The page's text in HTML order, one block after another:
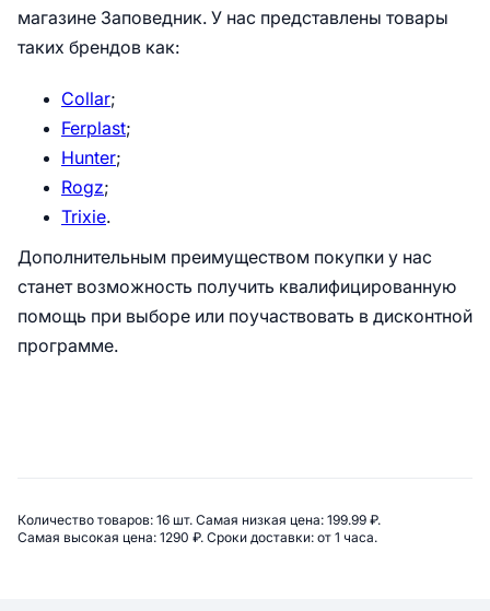
магазине Заповедник. У нас представлены товары
таких брендов как:
Collar;
Ferplast;
Hunter;
Rogz;
Trixie.
Дополнительным преимуществом покупки у нас
станет возможность получить квалифицированную
помощь при выборе или поучаствовать в дисконтной
программе.
Сводная информация по
Количество товаров: 16 шт. Самая низкая цена: 199.99 ₽.
Самая высокая цена: 1290 ₽. Сроки доставки: от 1 часа.